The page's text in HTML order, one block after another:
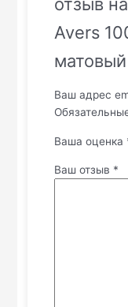
отзыв
Avers
Ваш адрес
Ваша оценка
Ваш отзыв *